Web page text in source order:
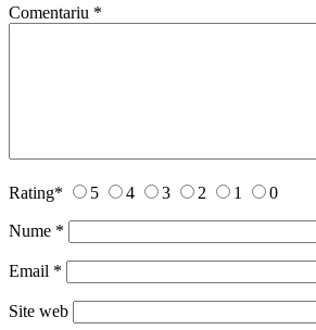
Comentariu *
Rating* 5 4 3 2 1 0
Nume *
Email *
Site web